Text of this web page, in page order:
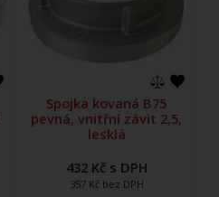
Spojka kovaná B75
pevná, vnitřní závit 2,5,
lesklá
432 Kč s DPH
357 Kč bez DPH